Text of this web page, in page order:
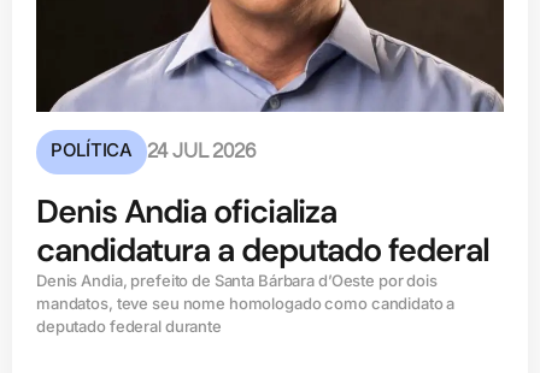
POLÍTICA 24 JUL 2026
Denis Andia oficializa
candidatura a deputado federal
Denis Andia, prefeito de Santa Bárbara d’Oeste por dois
mandatos, teve seu nome homologado como candidato a
deputado federal durante